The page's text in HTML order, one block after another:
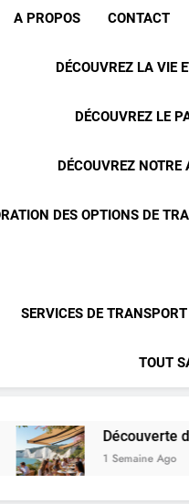
A PROPOS CONTACT
DÉCOUVREZ LA VIE
DÉCOUVREZ LE
DÉCOUVREZ
DES OPTIONS DE
SERVICES DE
TOUT
Découverte des
1 Semaine Ago